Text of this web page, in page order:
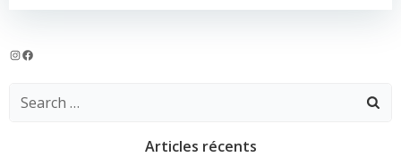
l’article
Instagram
Facebook
Search
Articles récents